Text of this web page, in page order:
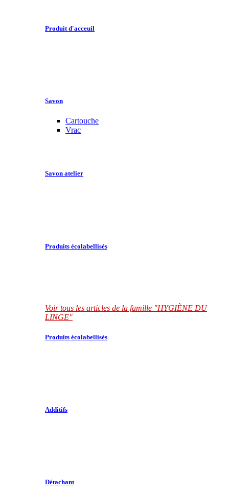
Produit d'acceuil
Savon
Cartouche
Vrac
Savon atelier
Produits écolabellisés
Voir tous les articles de la famille "HYGIÈNE DU
LINGE"
Produits écolabellisés
Additifs
Détachant